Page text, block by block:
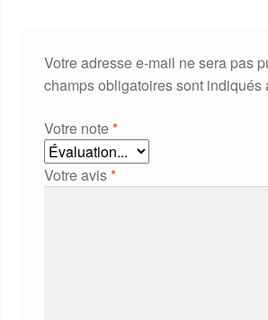
Votre adresse e-mail ne sera pas
champs obligatoires sont indiqués
Votre note*
Votre avis*